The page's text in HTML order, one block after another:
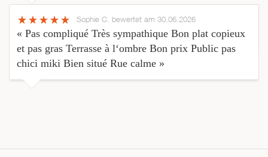
Sophie C. bewertet am 30.06.2026
« Pas compliqué Très sympathique Bon plat copieux
et pas gras Terrasse à l‘ombre Bon prix Public pas
chici miki Bien situé Rue calme »